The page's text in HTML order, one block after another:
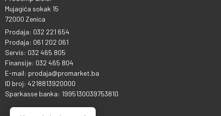
Mujagića sokak 15
72000 Zenica
Prodaja: 032 221 654
Prodaja: 061 202 061
Servis: 032 465 805
Finansije: 032 465 804
E-mail: prodaja@promarket.ba
ID broj: 4218813920000
Sparkasse banka: 1995130039753810